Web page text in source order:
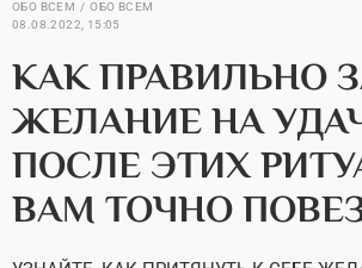
ОБО ВСЕМ
ОБО ВСЕМ
08.08.2022, 15:05
КАК ПРАВИЛЬНО
ЖЕЛАНИЕ НА
ПОСЛЕ ЭТИХ
ВАМ ТОЧНО